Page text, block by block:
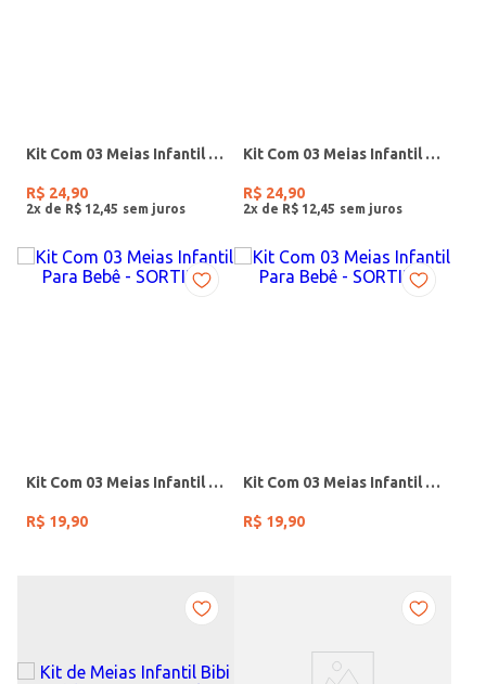
Kit Com 03 Meias Infantil Para Bebê - ROSA/BRANCO/BRANCO
R$ 24,90
2x de R$ 12 45
Kit Com 03 Meias Infantil Para Bebê - VERDE/BRANCO
R$ 24,90
2x de R$ 12 45
Kit Com 03 Meias Infantil Para Bebê - SORTIDO
R$ 19,90
Kit Com 03 Meias Infantil Para Bebê - SORTIDO
R$ 19,90